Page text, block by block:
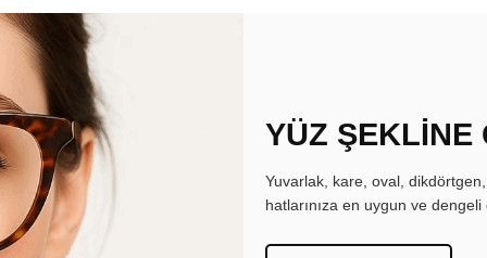
YÜZ ŞEKLİNE
Yuvarlak, kare, oval,
hatlarınıza en uygun ve